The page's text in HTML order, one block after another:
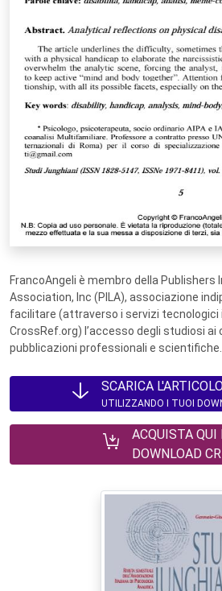
FrancoAngeli è membro della Publishers
Association, Inc (PILA), associazione
facilitare (attraverso i servizi
CrossRef.org) l’accesso degli studiosi
pubblicazioni professionali e scientifiche.
SCARICA
UTILIZZANDO I TUOI
ACQUISTA QUI
DOWNLOAD